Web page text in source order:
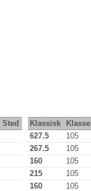
Sted Klassisk
Klasse
627.5
105
267.5
105
160
105
215
105
160 105